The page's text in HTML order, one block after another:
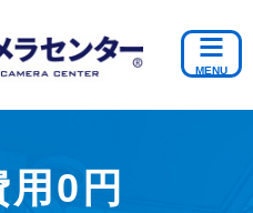
0円